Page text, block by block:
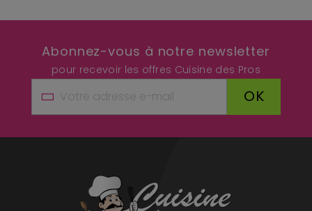
Abonnez-vous à notre newsletter
pour recevoir les offres Cuisine des Pros
OK